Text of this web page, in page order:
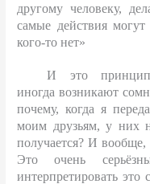
другому человеку,
самые действия
кого-то нет»
И это
иногда возникают
почему, когда я
моим друзьям, у них
получается? И вообще,
Это очень
интерпретировать